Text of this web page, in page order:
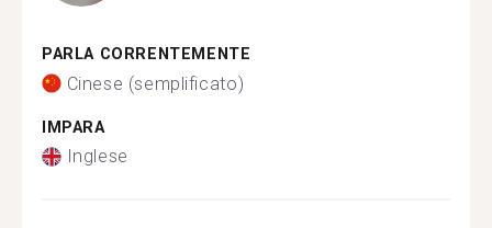
PARLA CORRENTEMENTE
Cinese (semplificato)
IMPARA
Inglese